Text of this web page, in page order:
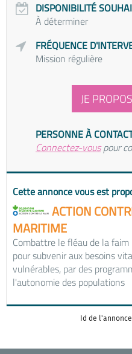
DISPONIBILITÉ
À déterminer
FRÉQUENCE
Mission régulière
JE
PERSONNE À
Connectez-vouspour
Cette annonce vous est
ACTION
MARITIME
Combattre le fléau de la
pour subvenir aux besoins
vulnérables, par des
l'autonomie des populations
Id de l'annonce